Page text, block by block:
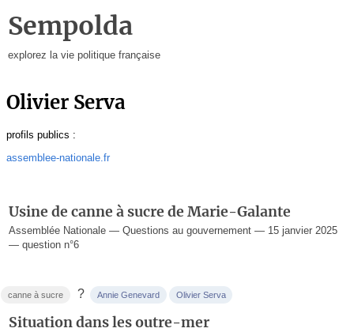
Sempolda
explorez la vie politique française
Olivier Serva
profils publics :
assemblee-nationale.fr
Usine de canne à sucre de Marie-Galante
Assemblée Nationale — Questions au gouvernement — 15 janvier 2025
— question n°6
canne à sucre ? Annie Genevard Olivier Serva
Situation dans les outre-mer